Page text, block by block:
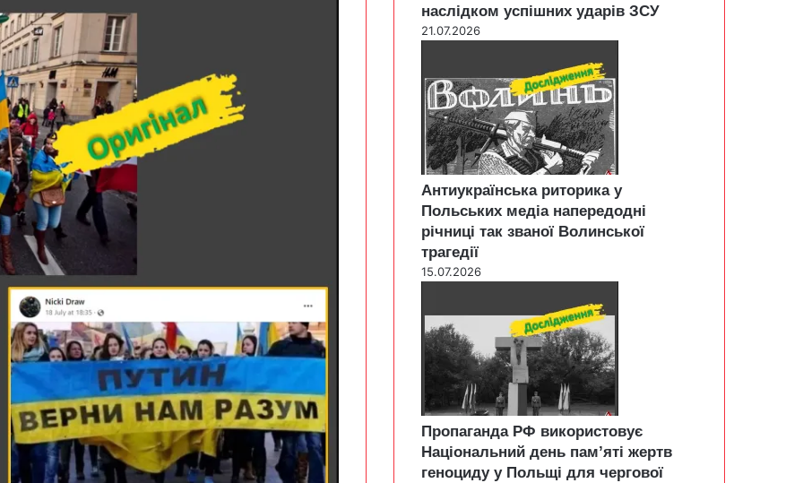
наслідком успішних ударів ЗСУ
21.07.2026
Антиукраїнська риторика у
Польських медіа напередодні
річниці так званої Волинської
трагедії
15.07.2026
Пропаганда РФ використовує
Національний день пам’яті жертв
геноциду у Польщі для чергової